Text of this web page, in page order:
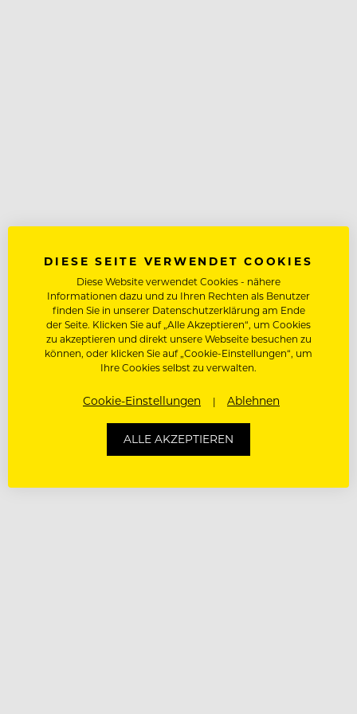
DIESE SEITE VERWENDET COOKIES
Diese Website verwendet Cookies - nähere
Informationen dazu und zu Ihren Rechten als Benutzer
finden Sie in unserer Datenschutzerklärung am Ende
der Seite. Klicken Sie auf „Alle Akzeptieren“, um Cookies
zu akzeptieren und direkt unsere Webseite besuchen zu
können, oder klicken Sie auf „Cookie-Einstellungen“, um
Ihre Cookies selbst zu verwalten.
Cookie-Einstellungen Ablehnen
ALLE AKZEPTIEREN